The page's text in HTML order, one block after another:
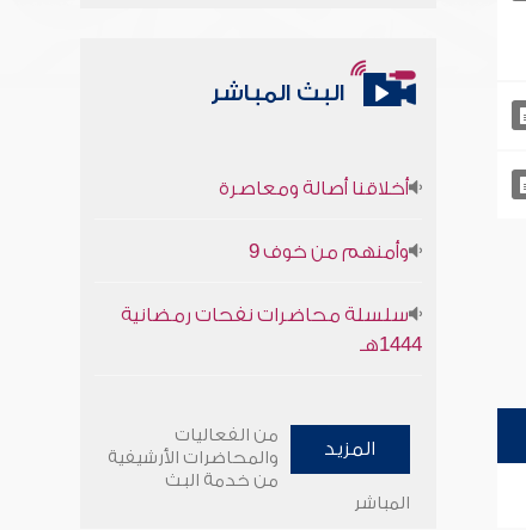
البث المباشر
1444هـ
وأمنهم من خوف 9
سلسلة محاضرات نفحات رمضانية
المزيد
من الفعاليات
والمحاضرات الأرشيفية
من خدمة البث
المباشر